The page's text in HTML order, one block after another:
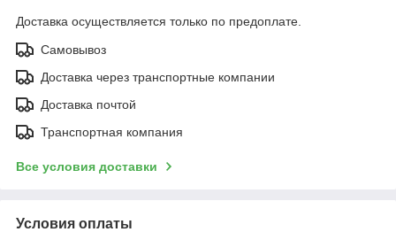
Доставка осуществляется только по предоплате.
Самовывоз
Доставка через транспортные компании
Доставка почтой
Транспортная компания
Все условия доставки
Условия оплаты